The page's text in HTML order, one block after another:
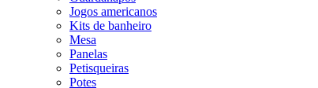
Jogos americanos
Kits de banheiro
Mesa
Panelas
Petisqueiras
Potes